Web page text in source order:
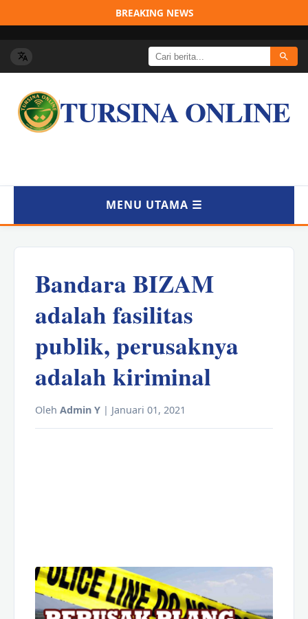
BREAKING NEWS
TURSINA ONLINE
MENU UTAMA ☰
BERANDA
Bandara BIZAM
adalah fasilitas
publik, perusaknya
adalah kiriminal
Oleh Admin Y | Januari 01, 2021